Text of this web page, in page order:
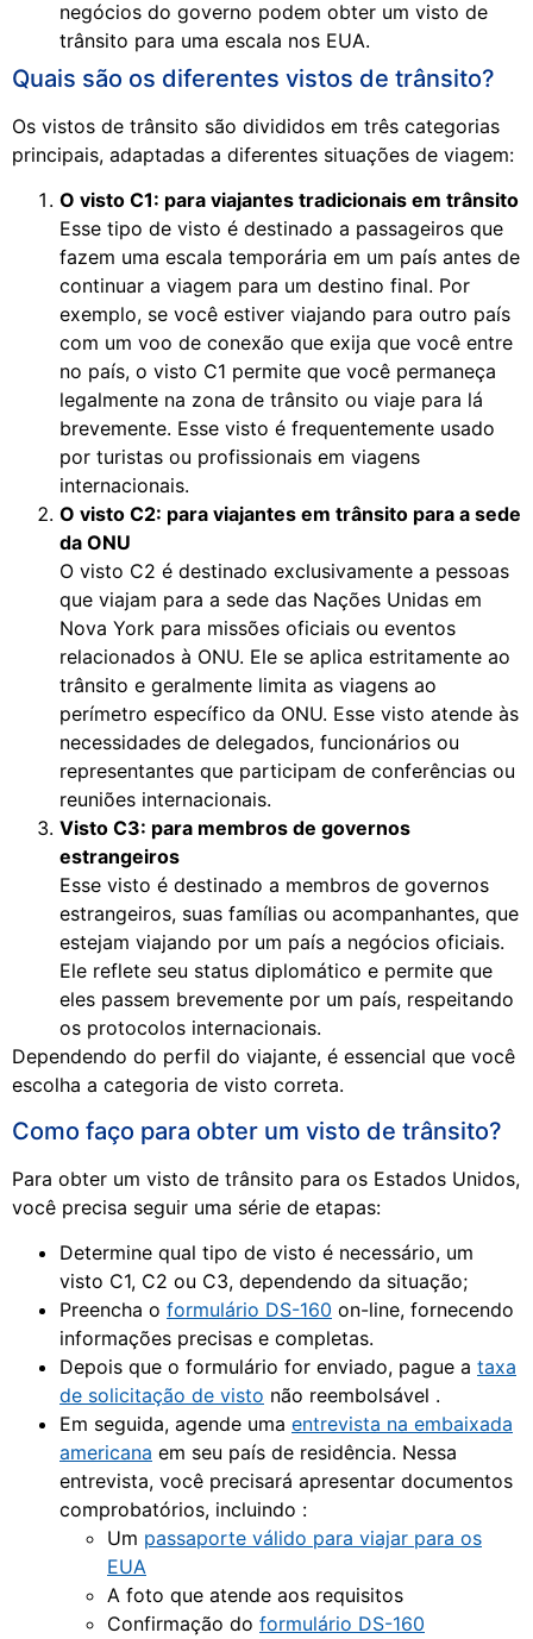
negócios do governo podem obter um visto de
trânsito para uma escala nos EUA.
Quais são os diferentes vistos de trânsito?
Os vistos de trânsito são divididos em três categorias
principais, adaptadas a diferentes situações de viagem:
O visto C1: para viajantes tradicionais em trânsito
Esse tipo de visto é destinado a passageiros que
fazem uma escala temporária em um país antes de
continuar a viagem para um destino final. Por
exemplo, se você estiver viajando para outro país
com um voo de conexão que exija que você entre
no país, o visto C1 permite que você permaneça
legalmente na zona de trânsito ou viaje para lá
brevemente. Esse visto é frequentemente usado
por turistas ou profissionais em viagens
internacionais.
O visto C2: para viajantes em trânsito para a sede
da ONU
O visto C2 é destinado exclusivamente a pessoas
que viajam para a sede das Nações Unidas em
Nova York para missões oficiais ou eventos
relacionados à ONU. Ele se aplica estritamente ao
trânsito e geralmente limita as viagens ao
perímetro específico da ONU. Esse visto atende às
necessidades de delegados, funcionários ou
representantes que participam de conferências ou
reuniões internacionais.
Visto C3: para membros de governos
estrangeiros
Esse visto é destinado a membros de governos
estrangeiros, suas famílias ou acompanhantes, que
estejam viajando por um país a negócios oficiais.
Ele reflete seu status diplomático e permite que
eles passem brevemente por um país, respeitando
os protocolos internacionais.
Dependendo do perfil do viajante, é essencial que você
escolha a categoria de visto correta.
Como faço para obter um visto de trânsito?
Para obter um visto de trânsito para os Estados Unidos,
você precisa seguir uma série de etapas:
Determine qual tipo de visto é necessário, um
visto C1, C2 ou C3, dependendo da situação;
Preencha o formulário DS-160 on-line, fornecendo
informações precisas e completas.
Depois que o formulário for enviado, pague a taxa
de solicitação de visto não reembolsável .
Em seguida, agende uma entrevista na embaixada
americana em seu país de residência. Nessa
entrevista, você precisará apresentar documentos
comprobatórios, incluindo :
Um passaporte válido para viajar para os
EUA
A foto que atende aos requisitos
Confirmação do formulário DS-160